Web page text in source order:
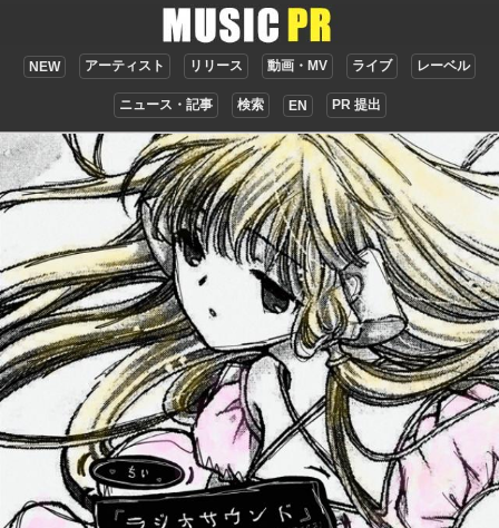
NEW アーティスト リリース 動画・MV ライブ レーベル
ニュース・記事 検索 EN PR 提出